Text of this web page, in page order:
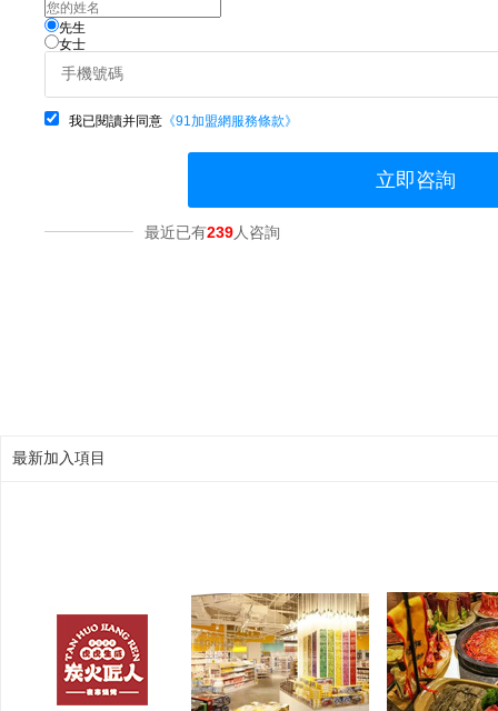
先生
女士
我已閱讀并同意 《91加盟網服務條款》
立即咨詢
最近已有239人咨詢
最新加入項目